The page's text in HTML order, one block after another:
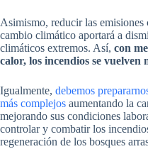
Asimismo, reducir las emisiones
cambio climático aportará a
climáticos extremos. Así, con
calor, los incendios se vuelven
Igualmente, debemos
más complejos aumentando la
mejorando sus condiciones
controlar y combatir los
regeneración de los bosques